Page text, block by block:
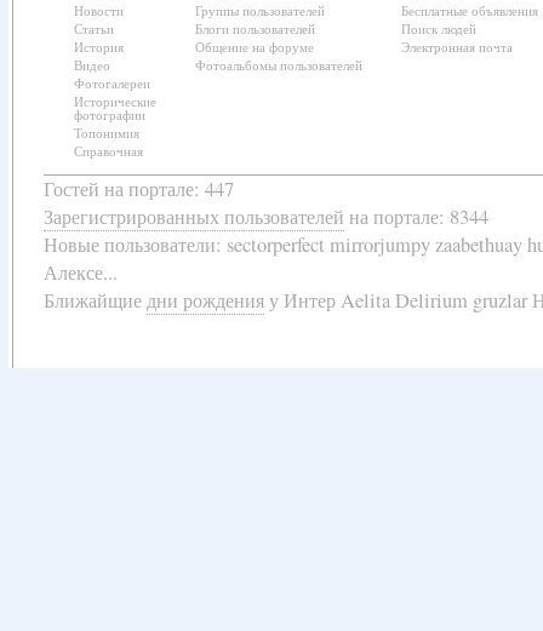
Новости
Статьи
История
Видео
Фотогалереи
Исторические
фотографии
Топонимия
Справочная
Группы пользователей
Блоги пользователей
Общение на форуме
Фотоальбомы пользователей
Бесплатные объявления
Поиск людей
Электронная почта
Гостей на портале: 447
Зарегистрированных пользователей на портале: 8344
Новые пользователи: sectorperfect mirrorjumpy zaabethuay
Алексе...
Ближайщиедни рожденияу Интер Aelita Delirium gruzlar